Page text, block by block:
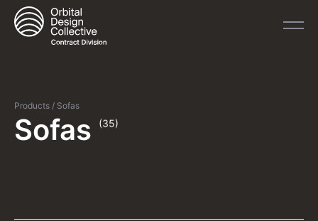
Products / Sofas
Sofas (35)